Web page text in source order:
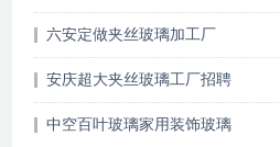
六安定做夹丝玻璃加工厂
安庆超大夹丝玻璃工厂招聘
中空百叶玻璃家用装饰玻璃